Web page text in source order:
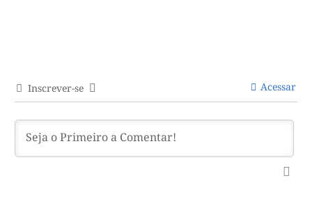
Inscrever-se Acessar